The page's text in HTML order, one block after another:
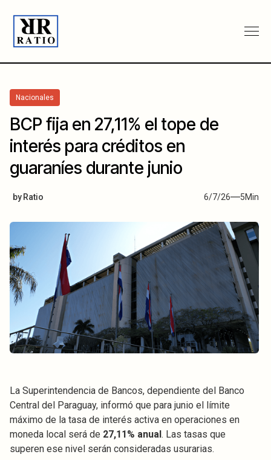
Nacionales
BCP fija en 27,11% el tope de
interés para créditos en
guaraníes durante junio
by Ratio 6/7/26 5Min
La Superintendencia de Bancos, dependiente del Banco
Central del Paraguay, informó que para junio el límite
máximo de la tasa de interés activa en operaciones en
moneda local será de 27,11% anual . Las tasas que
superen ese nivel serán consideradas usurarias.